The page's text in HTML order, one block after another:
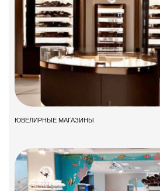
ЮВЕЛИРНЫЕ МАГАЗИНЫ